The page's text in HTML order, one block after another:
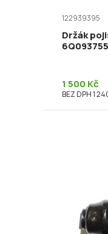
122939395
Držák
1 500 Kč
BEZ DPH 1